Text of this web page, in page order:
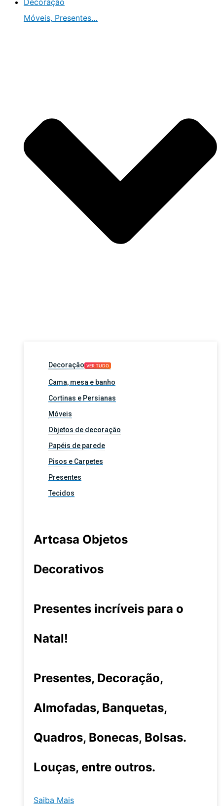
Decoração
Móveis, Presentes…
Decoração VER TUDO
Cama, mesa e banho
Cortinas e Persianas
Móveis
Objetos de decoração
Papéis de parede
Pisos e Carpetes
Presentes
Tecidos
Artcasa Objetos
Decorativos
Presentes incríveis para o
Natal!
Presentes, Decoração,
Almofadas, Banquetas,
Quadros, Bonecas, Bolsas.
Louças, entre outros.
Saiba Mais